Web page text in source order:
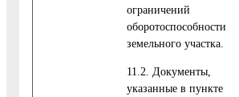
ограничений
оборотоспособности
земельного участка.
11.2. Документы,
указанные в пункте